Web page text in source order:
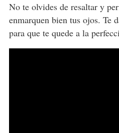
No te olvides de resaltar y
enmarquen bien tus ojos. Te
para que te quede a la